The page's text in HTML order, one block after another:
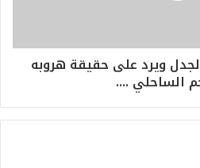
ويرد على حقيقة هروبه
الساحلي ....